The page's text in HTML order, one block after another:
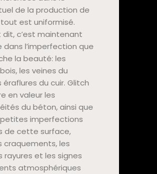
de la production de
est uniformisé.
c’est maintenant
l’imperfection que
la beauté: les
les veines du
éraflures du cuir. Glitch
en valeur les
du béton, ainsi que
imperfections
de cette surface,
craquements, les
rayures et les signes
atmosphériques